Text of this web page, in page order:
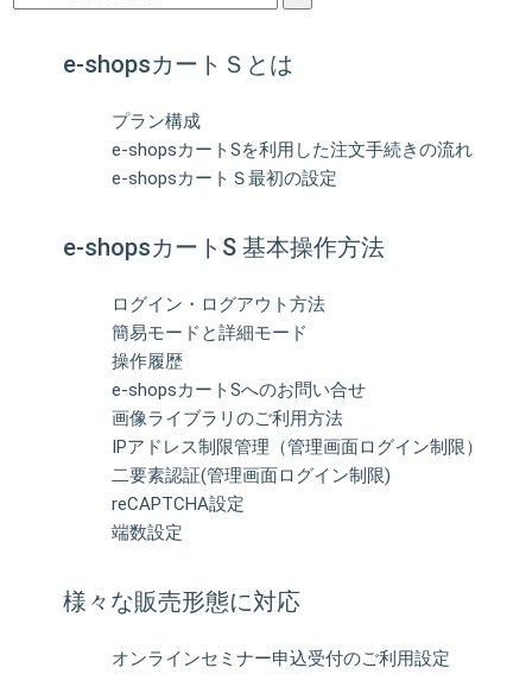
e-shopsカートＳとは
プラン構成
e-shopsカートSを利用した注文手続きの流れ
e-shopsカートＳ最初の設定
e-shopsカートS 基本操作方法
ログイン・ログアウト方法
簡易モードと詳細モード
操作履歴
e-shopsカートSへのお問い合せ
画像ライブラリのご利用方法
IPアドレス制限管理（管理画面ログイン制限）
二要素認証(管理画面ログイン制限)
reCAPTCHA設定
端数設定
様々な販売形態に対応
オンラインセミナー申込受付のご利用設定